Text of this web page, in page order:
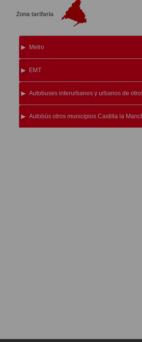
Zona tarifaria
Metro
EMT
Autobuses interurbanos y urbanos de
Autobús otros municipios Castilla la